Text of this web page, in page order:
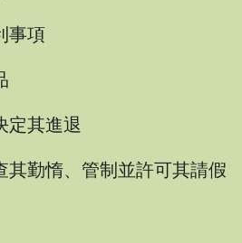
事項
定其進退
其勤惰、管制並許可其請假